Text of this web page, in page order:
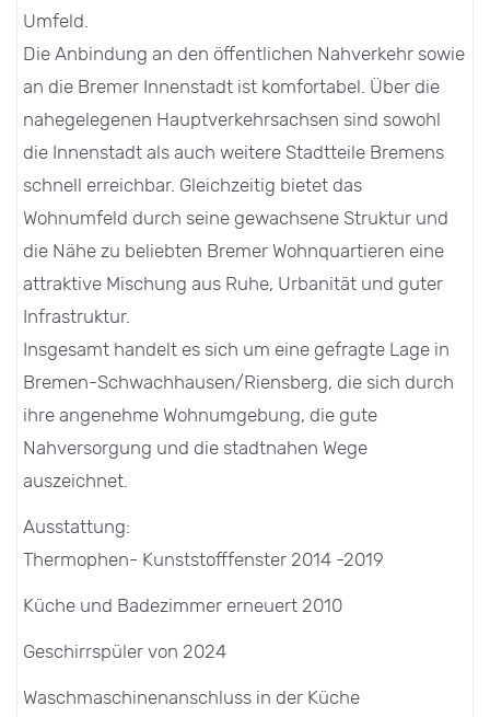
Umfeld.
Die Anbindung an den öffentlichen Nahverkehr sowie
an die Bremer Innenstadt ist komfortabel. Über die
nahegelegenen Hauptverkehrsachsen sind sowohl
die Innenstadt als auch weitere Stadtteile Bremens
schnell erreichbar. Gleichzeitig bietet das
Wohnumfeld durch seine gewachsene Struktur und
die Nähe zu beliebten Bremer Wohnquartieren eine
attraktive Mischung aus Ruhe, Urbanität und guter
Infrastruktur.
Insgesamt handelt es sich um eine gefragte Lage in
Bremen-Schwachhausen/Riensberg, die sich durch
ihre angenehme Wohnumgebung, die gute
Nahversorgung und die stadtnahen Wege
auszeichnet.
Ausstattung:
Thermophen- Kunststofffenster 2014 -2019
Küche und Badezimmer erneuert 2010
Geschirrspüler von 2024
Waschmaschinenanschluss in der Küche